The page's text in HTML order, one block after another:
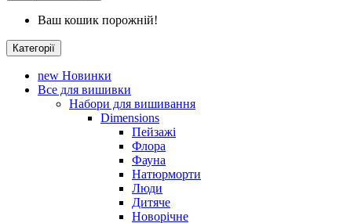
Ваш кошик порожній!
Категорії
new Новинки
Все для вишивки
Набори для вишивання
Dimensions
Пейзажі
Флора
Фауна
Натюрморти
Люди
Дитяче
Новорічне